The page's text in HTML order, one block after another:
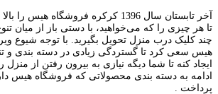
آخر تابستان سال 1396 کرکره فروشگاه
تا هر چیزی را که می‌خواهید، با دستی باز از میان تنوع
چند کلیک درب منزل تحویل بگیرید. با توجه شیوع
هیس سعی کرد تا گستردگی زیادی در دسته بندی و
ایجاد کنه تا شما دیگه نیازی به بیرون رفتن از منزل
ادامه به دسته بندی محصولاتی که فروشگاه هیس
پرداخت .